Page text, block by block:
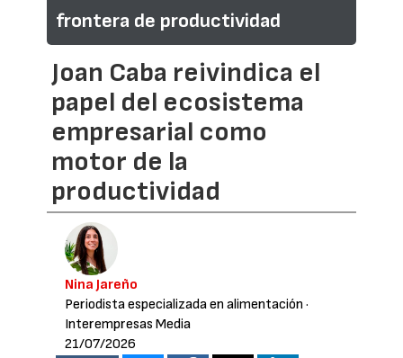
frontera de productividad
Joan Caba reivindica el
papel del ecosistema
empresarial como
motor de la
productividad
Nina Jareño
Periodista especializada en alimentación ·
Interempresas Media
21/07/2026